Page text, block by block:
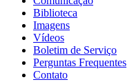
Biblioteca
Imagens
Vídeos
Boletim de Serviço
Perguntas Frequentes
Contato